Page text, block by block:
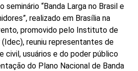
“Banda Larga no Brasil e
realizado em Brasília na
promovido pelo Instituto de
(Idec), reuniu representantes de
civil, usuários e do poder público
do Plano Nacional de Banda